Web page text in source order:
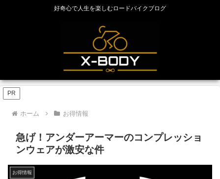
好奇心で人生を楽しむロードバイクブログ
PR
ホーム お得情報
急げ！アンダーアーマーのコンプレッショ
ンウェアが激安な件
お得情報